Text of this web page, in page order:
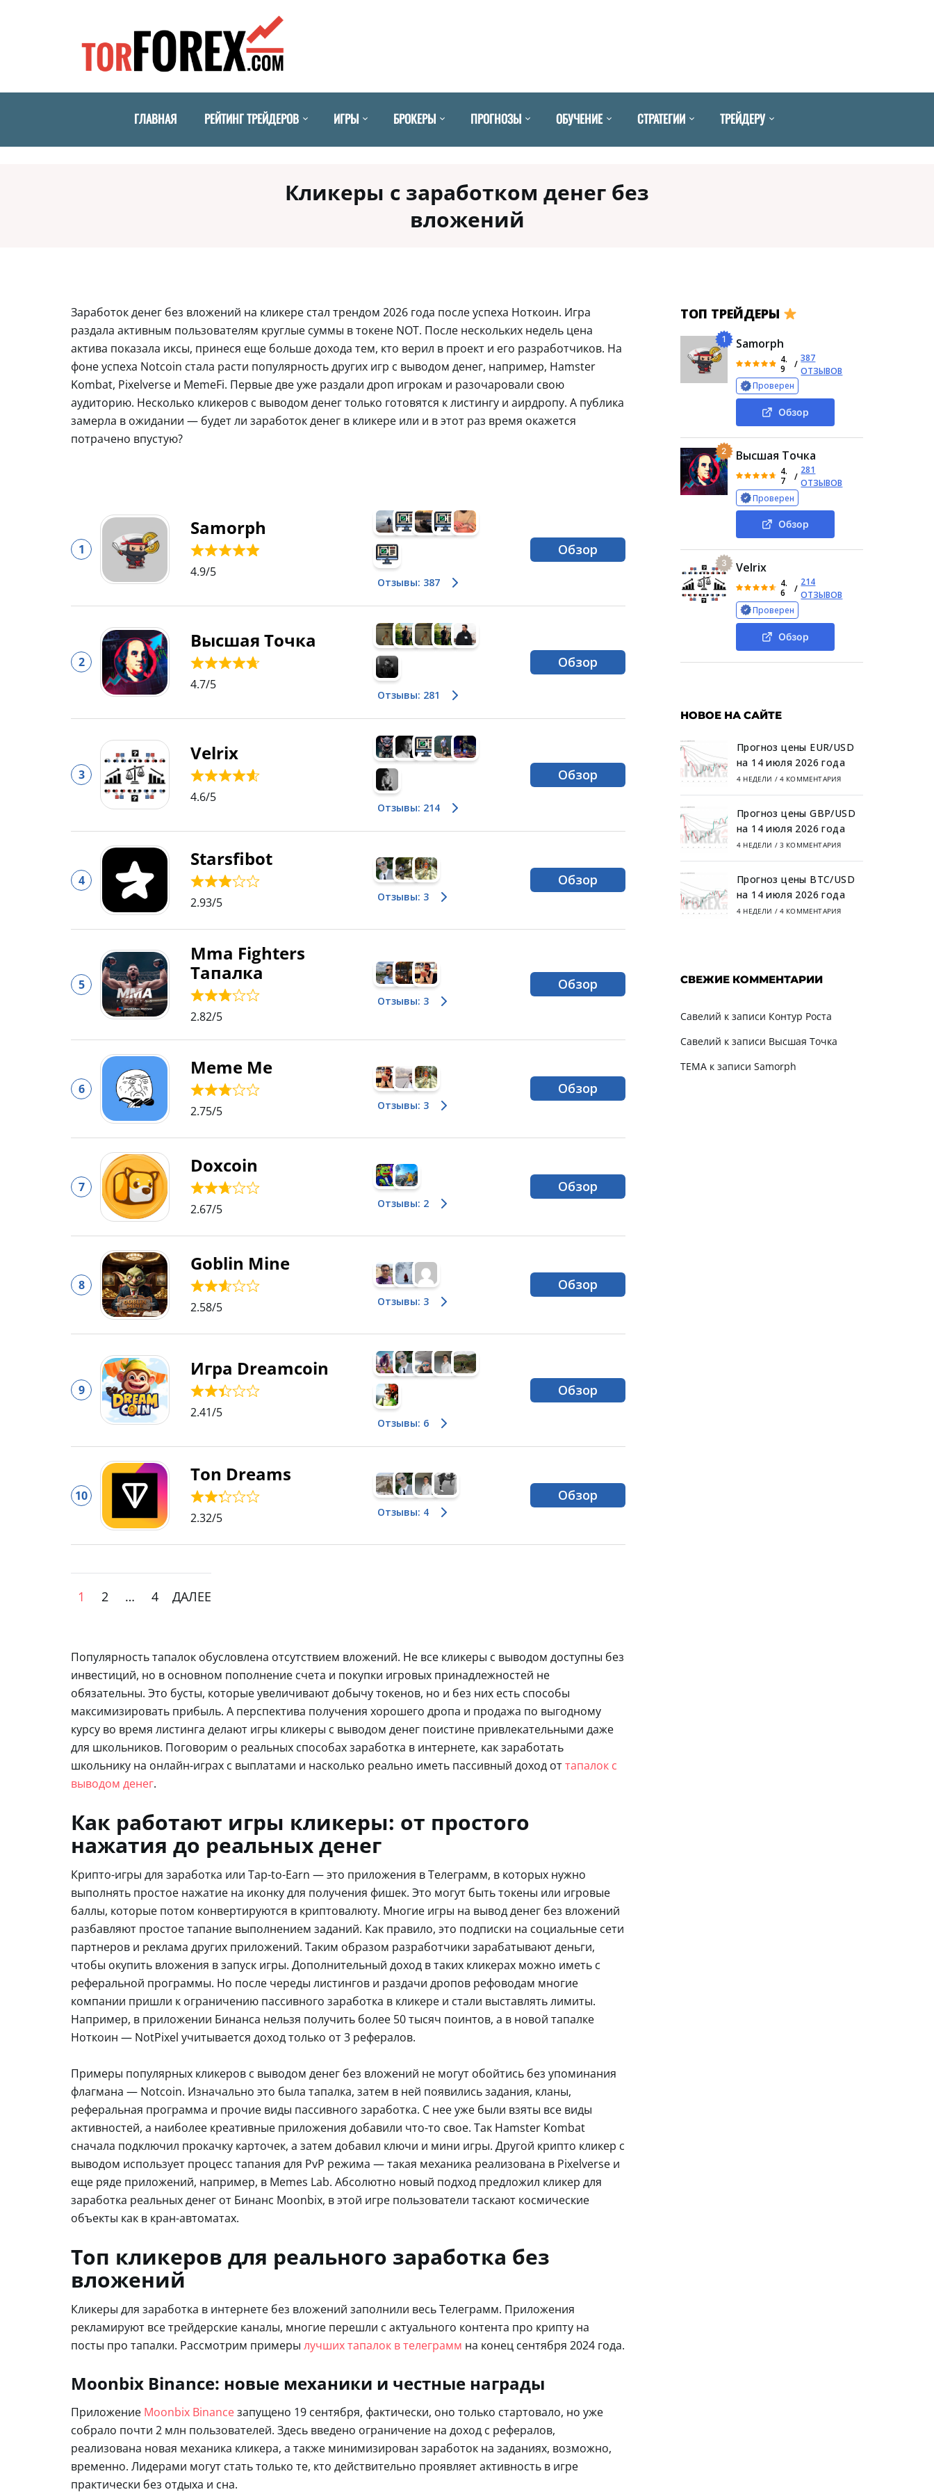
ГЛАВНАЯ РЕЙТИНГ ТРЕЙДЕРОВ ИГРЫ БРОКЕРЫ ПРОГНОЗЫ ОБУЧЕНИЕ СТРАТЕГИИ ТРЕЙДЕРУ
Кликеры с заработком денег без
вложений
Заработок денег без вложений на кликере стал трендом 2026 года после успеха Ноткоин. Игра
раздала активным пользователям круглые суммы в токене NOT. После нескольких недель цена
актива показала иксы, принеся еще больше дохода тем, кто верил в проект и его разработчиков. На
фоне успеха Notcoin стала расти популярность других игр с выводом денег, например, Hamster
Kombat, Pixelverse и MemeFi. Первые две уже раздали дроп игрокам и разочаровали свою
аудиторию. Несколько кликеров с выводом денег только готовятся к листингу и аирдропу. А публика
замерла в ожидании — будет ли заработок денег в кликере или и в этот раз время окажется
потрачено впустую?
1
Samorph
4.9/5
Отзывы: 387
Обзор
2
Высшая Точка
4.7/5
Отзывы: 281
Обзор
3
Velrix
4.6/5
Отзывы: 214
Обзор
4
Starsfibot
2.93/5 Отзывы: 3
Обзор
5
Mma Fighters
Тапалка
2.82/5
Отзывы: 3
Обзор
6
Meme Me
2.75/5 Отзывы: 3
Обзор
7
Doxcoin
2.67/5 Отзывы: 2
Обзор
8
Goblin Mine
2.58/5 Отзывы: 3
Обзор
9
Игра Dreamcoin
2.41/5
Отзывы: 6
Обзор
10
Ton Dreams
2.32/5 Отзывы: 4
Обзор
1 2 … 4 ДАЛЕЕ
Популярность тапалок обусловлена отсутствием вложений. Не все кликеры с выводом доступны без
инвестиций, но в основном пополнение счета и покупки игровых принадлежностей не
обязательны. Это бусты, которые увеличивают добычу токенов, но и без них есть способы
максимизировать прибыль. А перспектива получения хорошего дропа и продажа по выгодному
курсу во время листинга делают игры кликеры с выводом денег поистине привлекательными даже
для школьников. Поговорим о реальных способах заработка в интернете, как заработать
школьнику на онлайн-играх с выплатами и насколько реально иметь пассивный доход оттапалок с
выводом денег.
Как работают игры кликеры: от простого
нажатия до реальных денег
Крипто-игры для заработка или Tap-to-Earn — это приложения в Телеграмм, в которых нужно
выполнять простое нажатие на иконку для получения фишек. Это могут быть токены или игровые
баллы, которые потом конвертируются в криптовалюту. Многие игры на вывод денег без вложений
разбавляют простое тапание выполнением заданий. Как правило, это подписки на социальные сети
партнеров и реклама других приложений. Таким образом разработчики зарабатывают деньги,
чтобы окупить вложения в запуск игры. Дополнительный доход в таких кликерах можно иметь с
реферальной программы. Но после череды листингов и раздачи дропов рефоводам многие
компании пришли к ограничению пассивного заработка в кликере и стали выставлять лимиты.
Например, в приложении Бинанса нельзя получить более 50 тысяч поинтов, а в новой тапалке
Ноткоин — NotPixel учитывается доход только от 3 рефералов.
Примеры популярных кликеров с выводом денег без вложений не могут обойтись без упоминания
флагмана — Notcoin. Изначально это была тапалка, затем в ней появились задания, кланы,
реферальная программа и прочие виды пассивного заработка. С нее уже были взяты все виды
активностей, а наиболее креативные приложения добавили что-то свое. Так Hamster Kombat
сначала подключил прокачку карточек, а затем добавил ключи и мини игры. Другой крипто кликер с
выводом использует процесс тапания для PvP режима — такая механика реализована в Pixelverse и
еще ряде приложений, например, в Memes Lab. Абсолютно новый подход предложил кликер для
заработка реальных денег от Бинанс Moonbix, в этой игре пользователи таскают космические
объекты как в кран-автоматах.
Топ кликеров для реального заработка без
вложений
Кликеры для заработка в интернете без вложений заполнили весь Телеграмм. Приложения
рекламируют все трейдерские каналы, многие перешли с актуального контента про крипту на
посты про тапалки. Рассмотрим примеры лучших тапалок в телеграмм на конец сентября 2024 года.
Moonbix Binance: новые механики и честные награды
Приложение Moonbix Binanceзапущено 19 сентября, фактически, оно только стартовало, но уже
собрало почти 2 млн пользователей. Здесь введено ограничение на доход с рефералов,
реализована новая механика кликера, а также минимизирован заработок на заданиях, возможно,
временно. Лидерами могут стать только те, кто действительно проявляет активность в игре
практически без отдыха и сна.
ТОП ТРЕЙДЕРЫ
1 Samorph
4.
9
/
387
ОТЗЫВОВ
Проверен
Обзор
2 Высшая Точка
4.
7
/
281
ОТЗЫВОВ
Проверен
Обзор
3 Velrix
4.
6
/
214
ОТЗЫВОВ
Проверен
Обзор
НОВОЕ НА САЙТЕ
Прогноз цены EUR/USD
на 14 июля 2026 года
4 НЕДЕЛИ / 4 КОММЕНТАРИЯ
Прогноз цены GBP/USD
на 14 июля 2026 года
4 НЕДЕЛИ / 3 КОММЕНТАРИЯ
Прогноз цены BTC/USD
на 14 июля 2026 года
4 НЕДЕЛИ / 4 КОММЕНТАРИЯ
СВЕЖИЕ КОММЕНТАРИИ
Савелий к записи Контур Роста
Савелий к записи Высшая Точка
TEMAк записи Samorph